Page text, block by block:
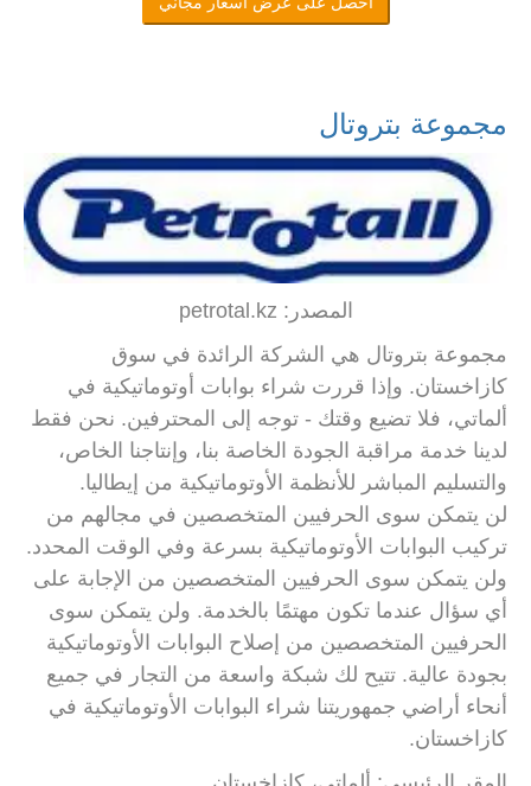
مجموعة بتروتال
المصدر: petrotal.kz
مجموعة بتروتال هي الشركة الرائدة في سوق
كازاخستان. وإذا قررت شراء بوابات أوتوماتيكية في
ألماتي، فلا تضيع وقتك - توجه إلى المحترفين. نحن فقط
لدينا خدمة مراقبة الجودة الخاصة بنا، وإنتاجنا الخاص،
والتسليم المباشر للأنظمة الأوتوماتيكية من إيطاليا.
لن يتمكن سوى الحرفيين المتخصصين في مجالهم من
تركيب البوابات الأوتوماتيكية بسرعة وفي الوقت المحدد.
ولن يتمكن سوى الحرفيين المتخصصين من الإجابة على
أي سؤال عندما تكون مهتمًا بالخدمة. ولن يتمكن سوى
الحرفيين المتخصصين من إصلاح البوابات الأوتوماتيكية
بجودة عالية. تتيح لك شبكة واسعة من التجار في جميع
أنحاء أراضي جمهوريتنا شراء البوابات الأوتوماتيكية في
كازاخستان.